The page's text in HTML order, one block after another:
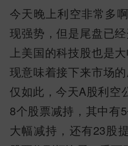
今天晚上利空非常多
现强势，但是尾盘已
上美国的科技股也是
现意味着接下来市场
仅如此，今天A股利空
8个股票减持，其中有
大幅减持，还有23股